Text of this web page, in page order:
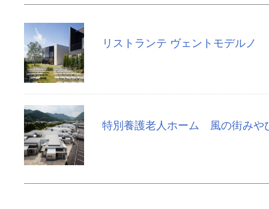
リストランテ ヴェントモデルノ
特別養護老人ホーム 風の街みや